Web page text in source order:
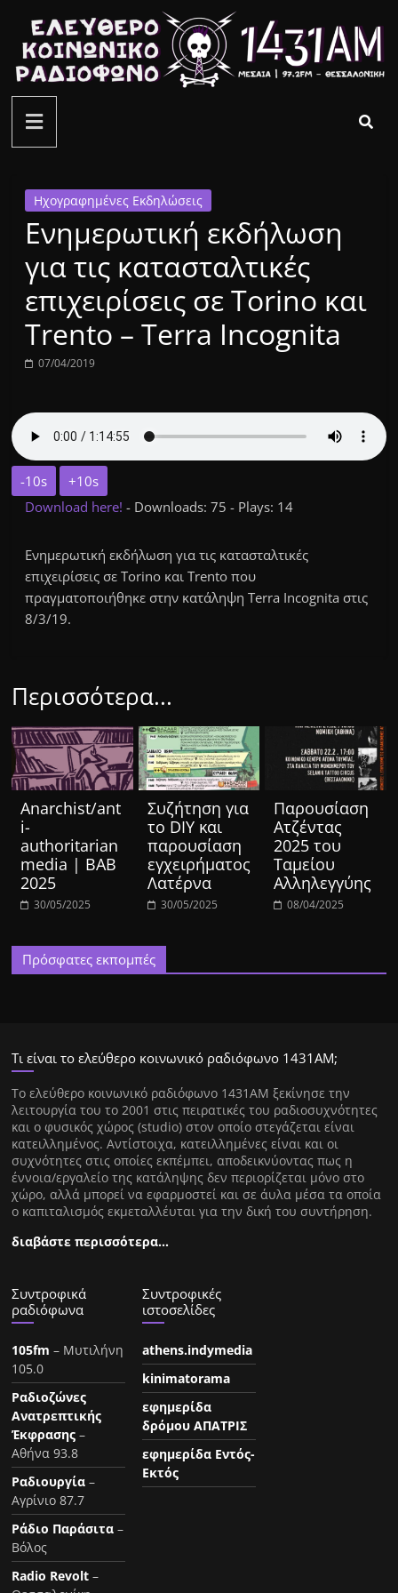
περιεχόμενο
ελεύθερο
κοινωνικό
ραδιόφωνο
1431AM
Ηχογραφημένες Εκδηλώσεις
Ενημερωτική εκδήλωση
για τις κατασταλτικές
επιχειρίσεις σε Torino και
Trento – Terra Incognita
07/04/2019
-10s
+10s
Download here!- Downloads: 75 - Plays: 14
Ενημερωτική εκδήλωση για τις κατασταλτικές
επιχειρίσεις σε Torino και Trento που
πραγματοποιήθηκε στην κατάληψη Terra Incognita στις
8/3/19.
Περισσότερα...
Anarchist/ant
i-
authoritarian
media | BAB
2025
30/05/2025
Συζήτηση για
το DIY και
παρουσίαση
εγχειρήματος
Λατέρνα
30/05/2025
Παρουσίαση
Ατζέντας
2025 του
Ταμείου
Αλληλεγγύης
08/04/2025
Πρόσφατες εκπομπές
Τι είναι το ελεύθερο κοινωνικό ραδιόφωνο 1431ΑΜ;
Tο ελεύθερο κοινωνικό ραδιόφωνο 1431AM ξεκίνησε την
λειτουργία του το 2001 στις πειρατικές του ραδιοσυχνότητες
και ο φυσικός χώρος (studio) στον οποίο στεγάζεται είναι
κατειλλημένος. Αντίστοιχα, κατειλλημένες είναι και οι
συχνότητες στις οποίες εκπέμπει, αποδεικνύοντας πως η
έννοια/εργαλείο της κατάληψης δεν περιορίζεται μόνο στο
χώρο, αλλά μπορεί να εφαρμοστεί και σε άυλα μέσα τα οποία
ο καπιταλισμός εκμεταλλέυται για την δική του συντήρηση.
διαβάστε περισσότερα…
Συντροφικά
ραδιόφωνα
105fm – Μυτιλήνη
105.0
Ραδιοζώνες
Ανατρεπτικής
Έκφρασης –
Αθήνα 93.8
Ραδιουργία –
Αγρίνιο 87.7
Ράδιο Παράσιτα –
Βόλος
Radio Revolt –
Συντροφικές
ιστοσελίδες
athens.indymedia
kinimatorama
εφημερίδα
δρόμου ΑΠΑΤΡΙΣ
εφημερίδα Εντός-
Εκτός